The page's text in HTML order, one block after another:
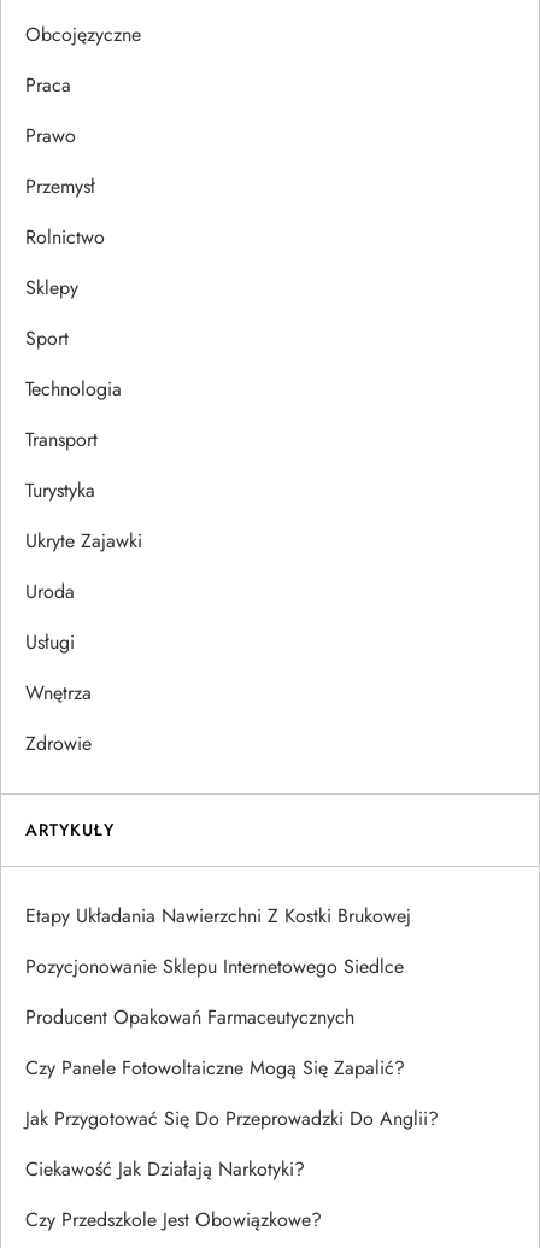
u
Obcojęzyczne
Praca
Prawo
Przemysł
Rolnictwo
Sklepy
Sport
Technologia
Transport
Turystyka
Ukryte Zajawki
Uroda
Usługi
Wnętrza
Zdrowie
ARTYKUŁY
Etapy Układania Nawierzchni Z Kostki Brukowej
Pozycjonowanie Sklepu Internetowego Siedlce
Producent Opakowań Farmaceutycznych
Czy Panele Fotowoltaiczne Mogą Się Zapalić?
Jak Przygotować Się Do Przeprowadzki Do Anglii?
Ciekawość Jak Działają Narkotyki?
Czy Przedszkole Jest Obowiązkowe?